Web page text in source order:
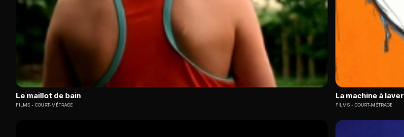
Le maillot de bain
FILMS COURT-MÉTRAGE
La machine à laver
FILMS COURT-MÉTRAGE